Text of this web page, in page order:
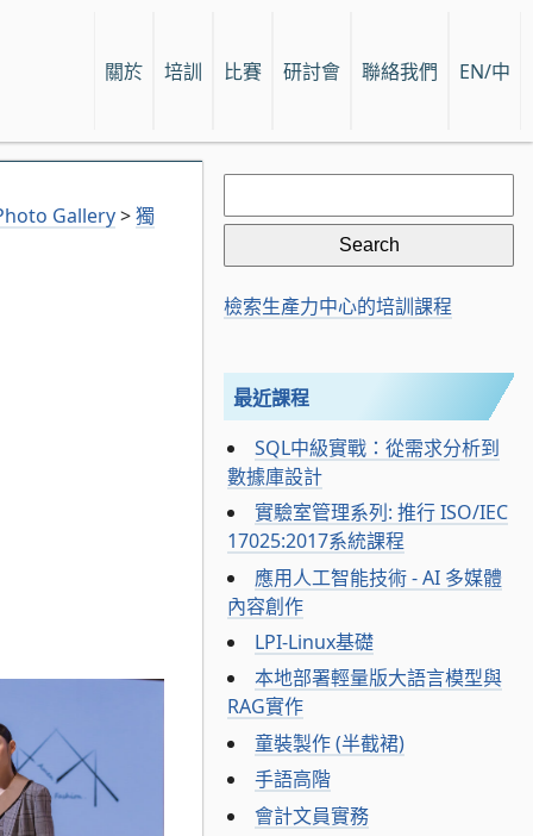
關於 培訓 比賽 研討會 聯絡我們 EN/中
Gallery>獨
Search
for:
檢索生產力中心的培訓課程
最近課程
SQL中級實戰：從需求分析到
數據庫設計
實驗室管理系列: 推行 ISO/IEC
17025:2017系統課程
應用人工智能技術 - AI 多媒體
內容創作
LPI-Linux基礎
本地部署輕量版大語言模型與
RAG實作
童裝製作 (半截裙)
手語高階
會計文員實務